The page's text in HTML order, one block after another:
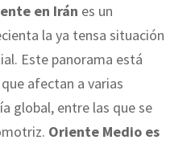
en Irán es un
la ya tensa situación
Este panorama está
afectan a varias
global, entre las que se
Oriente Medio es